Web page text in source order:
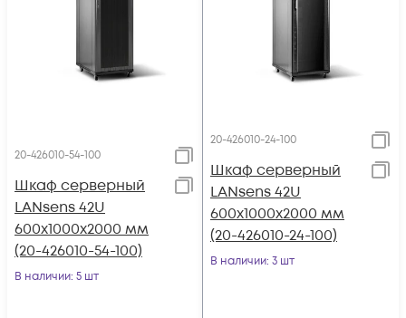
20-426010-54-100
Шкаф серверный
LANsens 42U
600x1000x2000 мм
(20-426010-54-100)
В наличии: 5 шт
20-426010-24-100
Шкаф серверный
LANsens 42U
600x1000x2000 мм
(20-426010-24-100)
В наличии: 3 шт